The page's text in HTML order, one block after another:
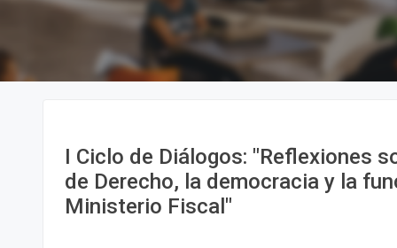
I Ciclo de Diálogos: "Reflexiones
de Derecho, la democracia y la
Ministerio Fiscal"